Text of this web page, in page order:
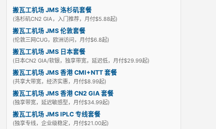
搬瓦工机场 JMS 洛杉矶套餐
(洛杉矶CN2 GIA，入门推荐，月付$5.88起)
搬瓦工机场 JMS 伦敦套餐
(伦敦三网CUG，欧洲访问，月付$6.8起)
搬瓦工机场 JMS 日本套餐
(日本CN2 GIA/软银，独享带宽，延迟低，月付$29.99起)
搬瓦工机场 JMS 香港 CMI+NTT 套餐
(共享大带宽，经济实惠，月付$8.99起)
搬瓦工机场 JMS 香港 CN2 GIA 套餐
(独享带宽，延迟敏感型，月付$34.99起)
搬瓦工机场 JMS IPLC 专线套餐
(独享专线，企业级稳定，月付$21.00起)